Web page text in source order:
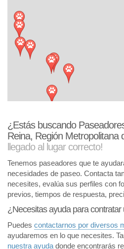
¿Estás buscando
Reina, Región Metropolitana
llegado al lugar correcto!
Tenemos paseadores que te
necesidades de paseo. Contacta
necesites, evalúa sus perfiles con
previos, tiempos de respuesta,
¿Necesitas ayuda para
Puedes contactarnos por diversos
ayudaremos en lo que necesites.
nuestra ayuda donde encontrarás